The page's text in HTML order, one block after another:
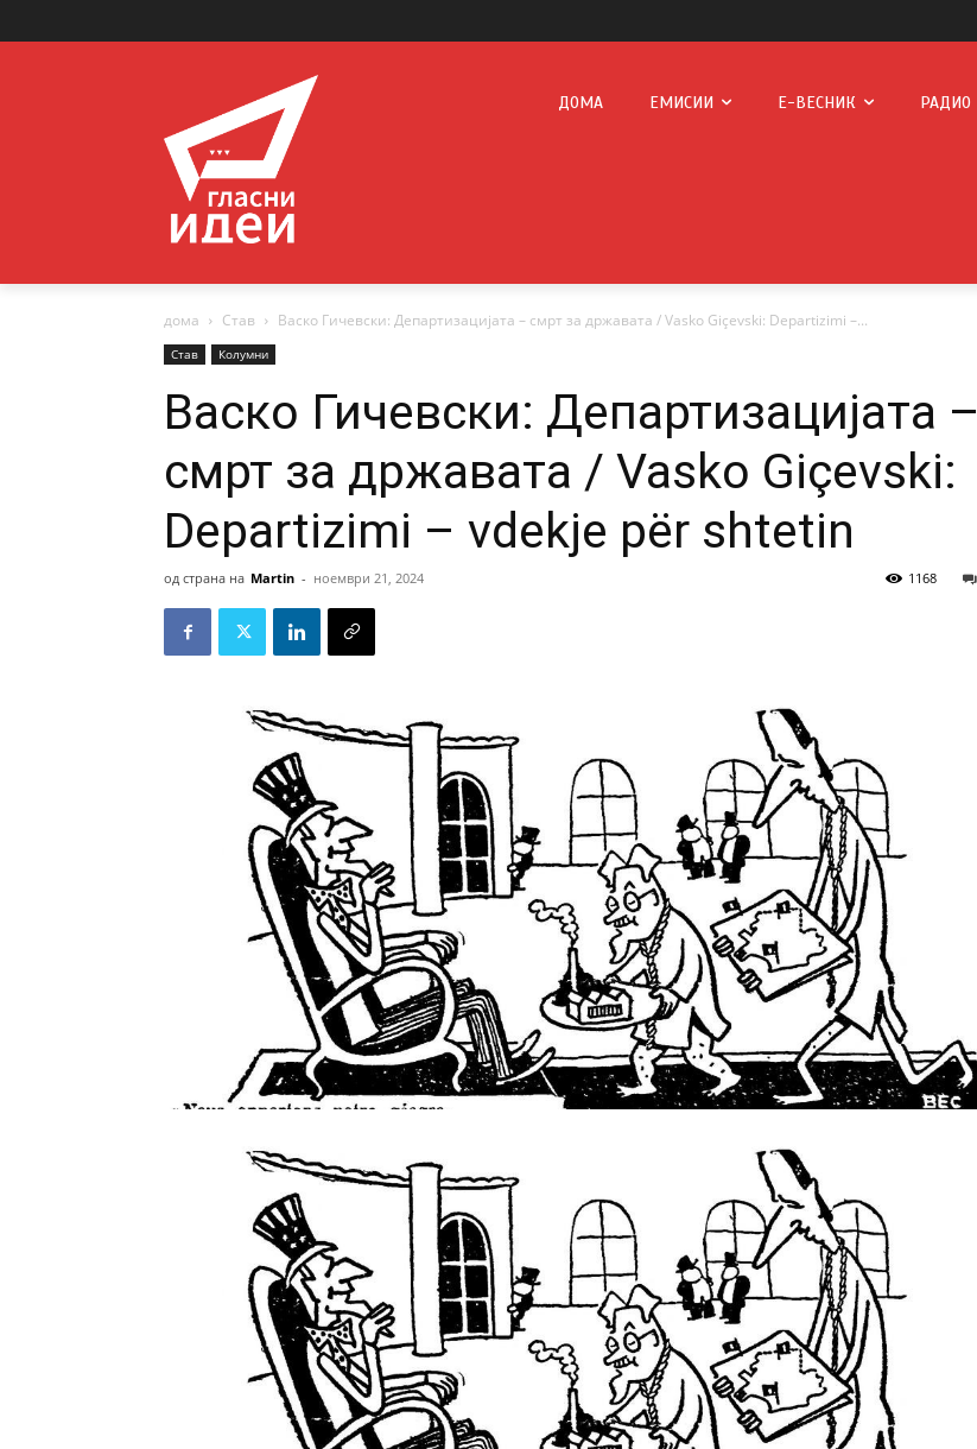
ДОМА ЕМИСИИ Е-ВЕСНИК РАДИО
дома Став Васко Гичевски: Департизацијата – смрт за државата / Vasko Giçevski: Departizimi –...
Став Колумни
Васко Гичевски: Департизацијата –
смрт за државата / Vasko Giçevski:
Departizimi – vdekje për shtetin
од страна на Martin - ноември 21, 2024 1168